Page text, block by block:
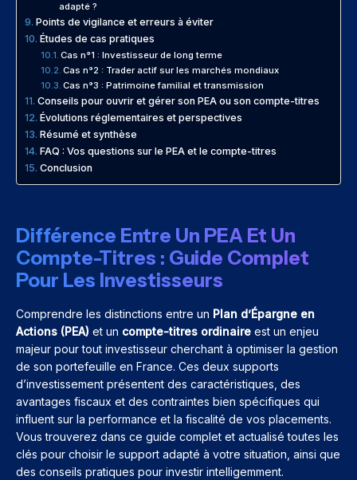
adapté ?
Points de vigilance et erreurs à éviter
Études de cas pratiques
Cas n°1 : Investisseur de long terme
Cas n°2 : Trader actif sur les marchés mondiaux
Cas n°3 : Patrimoine familial et transmission
Conseils pour ouvrir et gérer son PEA ou son compte-titres
Évolutions réglementaires et perspectives
Résumé et synthèse
FAQ : Vos questions sur le PEA et le compte-titres
Conclusion
Différence Entre Un PEA Et Un
Compte-Titres : Guide Complet
Pour Les Investisseurs
Comprendre les distinctions entre un Plan d’Épargne en
Actions (PEA) et un compte-titres ordinaire est un enjeu
majeur pour tout investisseur cherchant à optimiser la gestion
de son portefeuille en France. Ces deux supports
d’investissement présentent des caractéristiques, des
avantages fiscaux et des contraintes bien spécifiques qui
influent sur la performance et la fiscalité de vos placements.
Vous trouverez dans ce guide complet et actualisé toutes les
clés pour choisir le support adapté à votre situation, ainsi que
des conseils pratiques pour investir intelligemment.